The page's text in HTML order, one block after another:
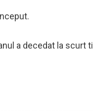
a decedat la scurt